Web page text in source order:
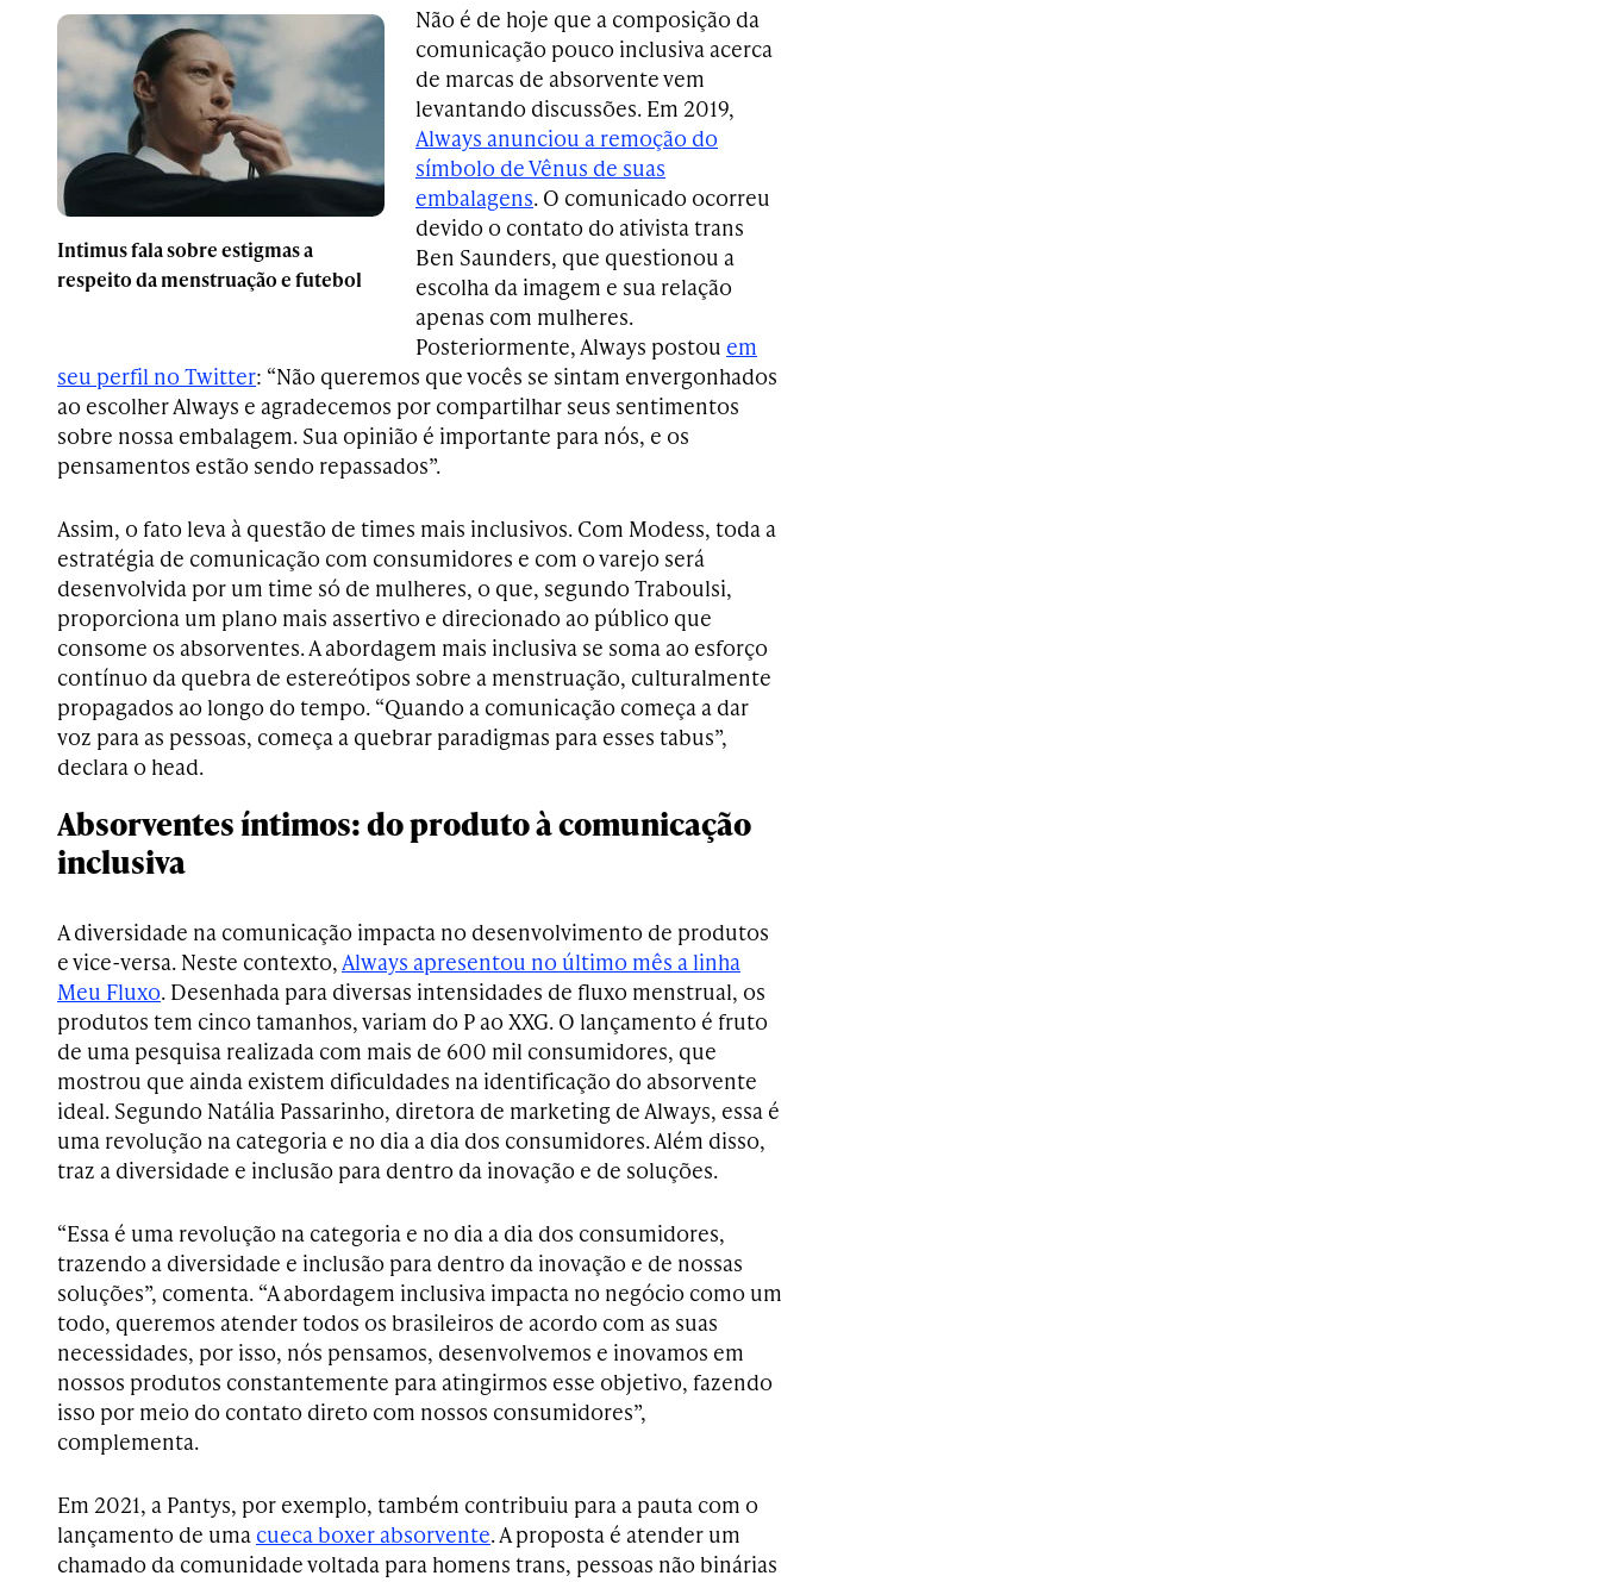
Intimus fala sobre estigmas a
respeito da menstruação e futebol
Não é de hoje que a composição da
comunicação pouco inclusiva acerca
de marcas de absorvente vem
levantando discussões. Em 2019,
Always anunciou a remoção do
símbolo de Vênus de suas
embalagens. O comunicado ocorreu
devido o contato do ativista trans
Ben Saunders, que questionou a
escolha da imagem e sua relação
apenas com mulheres.
Posteriormente, Always postou em
seu perfil no Twitter: “Não queremos que vocês se sintam envergonhados
ao escolher Always e agradecemos por compartilhar seus sentimentos
sobre nossa embalagem. Sua opinião é importante para nós, e os
pensamentos estão sendo repassados”.
Assim, o fato leva à questão de times mais inclusivos. Com Modess, toda a
estratégia de comunicação com consumidores e com o varejo será
desenvolvida por um time só de mulheres, o que, segundo Traboulsi,
proporciona um plano mais assertivo e direcionado ao público que
consome os absorventes. A abordagem mais inclusiva se soma ao esforço
contínuo da quebra de estereótipos sobre a menstruação, culturalmente
propagados ao longo do tempo. “Quando a comunicação começa a dar
voz para as pessoas, começa a quebrar paradigmas para esses tabus”,
declara o head.
Absorventes íntimos: do produto à comunicação
inclusiva
A diversidade na comunicação impacta no desenvolvimento de produtos
e vice-versa. Neste contexto,Always apresentou no último mês a linha
Meu Fluxo. Desenhada para diversas intensidades de fluxo menstrual, os
produtos tem cinco tamanhos, variam do P ao XXG. O lançamento é fruto
de uma pesquisa realizada com mais de 600 mil consumidores, que
mostrou que ainda existem dificuldades na identificação do absorvente
ideal. Segundo Natália Passarinho, diretora de marketing de Always, essa é
uma revolução na categoria e no dia a dia dos consumidores. Além disso,
traz a diversidade e inclusão para dentro da inovação e de soluções.
“Essa é uma revolução na categoria e no dia a dia dos consumidores,
trazendo a diversidade e inclusão para dentro da inovação e de nossas
soluções”, comenta. “A abordagem inclusiva impacta no negócio como um
todo, queremos atender todos os brasileiros de acordo com as suas
necessidades, por isso, nós pensamos, desenvolvemos e inovamos em
nossos produtos constantemente para atingirmos esse objetivo, fazendo
isso por meio do contato direto com nossos consumidores”,
complementa.
Em 2021, a Pantys, por exemplo, também contribuiu para a pauta com o
lançamento de uma cueca boxer absorvente. A proposta é atender um
chamado da comunidade voltada para homens trans, pessoas não binárias